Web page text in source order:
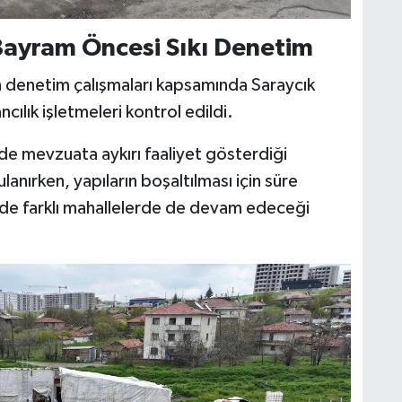
Öncesi Sıkı Denetim
çalışmaları kapsamında Saraycık
işletmeleri kontrol edildi.
mevzuata aykırı faaliyet gösterdiği
yapıların boşaltılması için süre
farklı mahallelerde de devam edeceği